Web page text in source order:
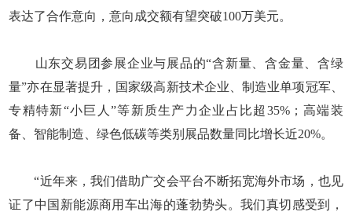
表达了合作意向，意向成交额有望突破100万美元。
山东交易团参展企业与展品的“含新量、含金量、含绿
量”亦在显著提升，国家级高新技术企业、制造业单项冠军、
专精特新“小巨人”等新质生产力企业占比超35%；高端装
备、智能制造、绿色低碳等类别展品数量同比增长近20%。
“近年来，我们借助广交会平台不断拓宽海外市场，也见
证了中国新能源商用车出海的蓬勃势头。我们真切感受到，